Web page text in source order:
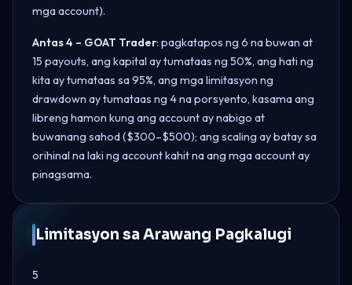
mga account).
Antas 4 – GOAT Trader: pagkatapos ng 6 na buwan at
15 payouts, ang kapital ay tumataas ng 50%, ang hati ng
kita ay tumataas sa 95%, ang mga limitasyon ng
drawdown ay tumataas ng 4 na porsyento, kasama ang
libreng hamon kung ang account ay nabigo at
buwanang sahod ($300–$500); ang scaling ay batay sa
orihinal na laki ng account kahit na ang mga account ay
pinagsama.
Limitasyon sa Arawang Pagkalugi
5